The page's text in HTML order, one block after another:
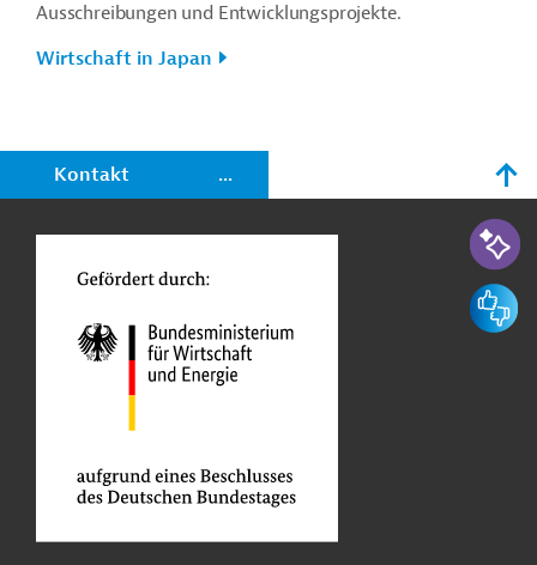
Ausschreibungen und Entwicklungsprojekte.
Wirtschaft in Japan
Kontakt ...
KI-